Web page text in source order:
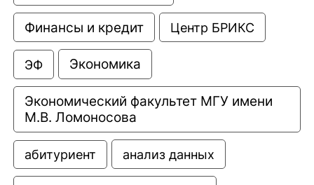
Финансы и кредит Центр БРИКС
ЭФ Экономика
Экономический факультет МГУ имени
М.В. Ломоносова
абитуриент анализ данных